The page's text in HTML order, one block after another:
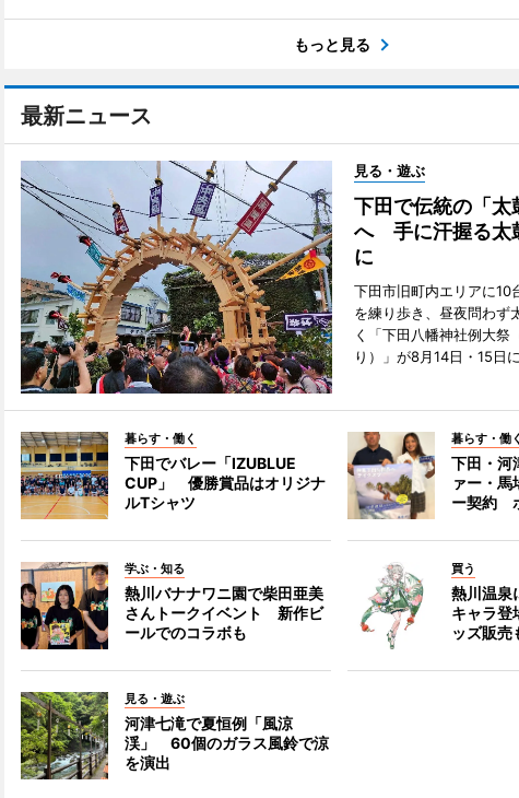
もっと見る
最新ニュース
見る・遊ぶ
下田で伝統の「太
へ 手に汗握る太
に
下田市旧町内エリアに10
を練り歩き、昼夜問わず
く「下田八幡神社例大祭
り）」が8月14日・15日
暮らす・働く
下田でバレー「IZUBLUE
CUP」 優勝賞品はオリジナ
ルTシャツ
暮らす・働く
下田・河
ァー・馬
ー契約
学ぶ・知る
熱川バナナワニ園で柴田亜美
さんトークイベント 新作ビ
ールでのコラボも
買う
熱川温泉
キャラ
ッズ販売
見る・遊ぶ
河津七滝で夏恒例「風涼
渓」 60個のガラス風鈴で涼
を演出